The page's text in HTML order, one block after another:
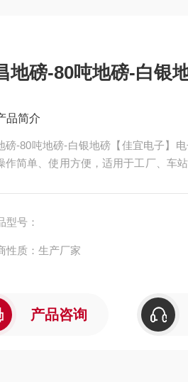
地磅-80吨地磅-白银
品简介
磅-80吨地磅-白银地磅【佳宜电子】
作简单、使用方便，适用于工厂、车
型号：
性质：生产厂家
产品咨询